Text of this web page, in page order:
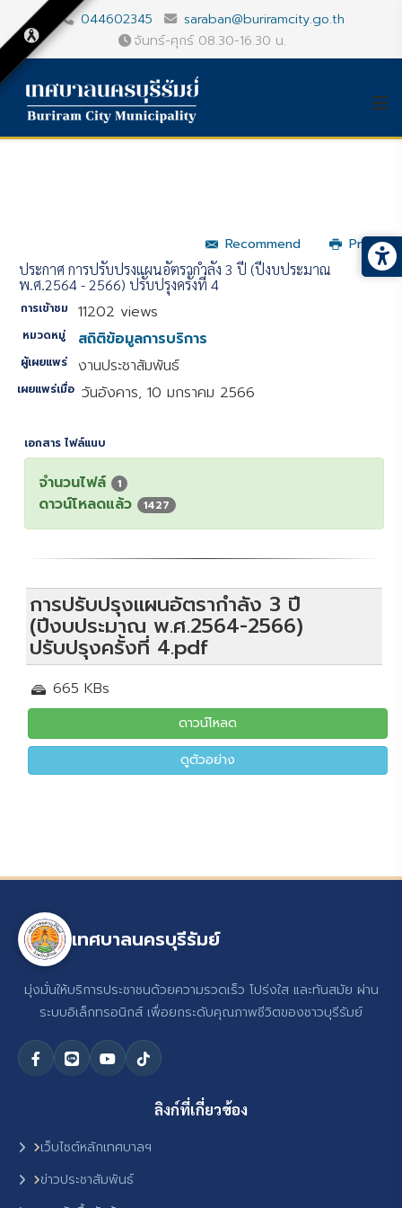
044602345
saraban@buriramcity.go.th
จันทร์-ศุกร์ 08.30-16.30 น.
Recommend
Print
ประกาศ การปรับปรุงแผนอัตรากำลัง 3 ปี (ปีงบประมาณ
พ.ศ.2564 - 2566) ปรับปรุงครั้งที่ 4
การเข้าชม 11202 views
หมวดหมู่ สถิติข้อมูลการบริการ
ผู้เผยแพร่ งานประชาสัมพันธ์
เผยแพร่เมื่อ วันอังคาร, 10 มกราคม 2566
เอกสาร ไฟล์แนบ
จำนวนไฟล์ 1
ดาวน์โหลดแล้ว 1427
การปรับปรุงแผนอัตรากำลัง 3 ปี
(ปีงบประมาณ พ.ศ.2564-2566)
ปรับปรุงครั้งที่ 4.pdf
665 KBs
ดาวน์โหลด
ดูตัวอย่าง
เทศบาลนครบุรีรัมย์
มุ่งมั่นให้บริการประชาชนด้วยความรวดเร็ว โปร่งใส และทันสมัย ผ่าน
ระบบอิเล็กทรอนิกส์ เพื่อยกระดับคุณภาพชีวิตของชาวบุรีรัมย์
ลิงก์ที่เกี่ยวข้อง
เว็บไซต์หลักเทศบาลฯ
ข่าวประชาสัมพันธ์